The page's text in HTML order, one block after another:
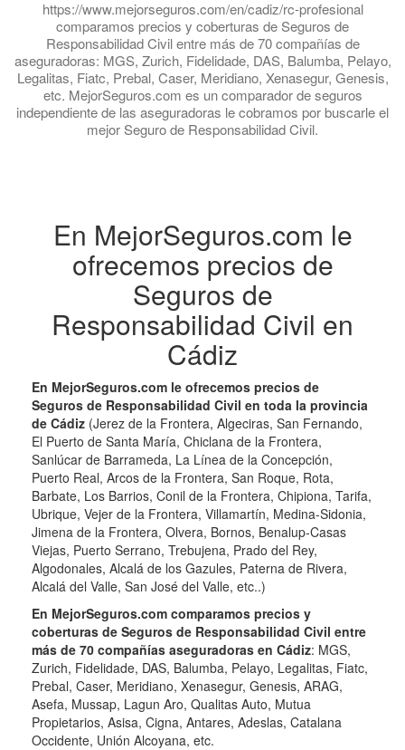
https://www.mejorseguros.com/en/cadiz/rc-profesional
comparamos precios y coberturas de Seguros de
Responsabilidad Civil entre más de 70 compañías de
aseguradoras: MGS, Zurich, Fidelidade, DAS, Balumba, Pelayo,
Legalitas, Fiatc, Prebal, Caser, Meridiano, Xenasegur, Genesis,
etc. MejorSeguros.com es un comparador de seguros
independiente de las aseguradoras le cobramos por buscarle el
mejor Seguro de Responsabilidad Civil.
En MejorSeguros.com le
ofrecemos precios de
Seguros de
Responsabilidad Civil en
Cádiz
En MejorSeguros.com le ofrecemos precios de
Seguros de Responsabilidad Civil en toda la provincia
de Cádiz (Jerez de la Frontera, Algeciras, San Fernando,
El Puerto de Santa María, Chiclana de la Frontera,
Sanlúcar de Barrameda, La Línea de la Concepción,
Puerto Real, Arcos de la Frontera, San Roque, Rota,
Barbate, Los Barrios, Conil de la Frontera, Chipiona, Tarifa,
Ubrique, Vejer de la Frontera, Villamartín, Medina-Sidonia,
Jimena de la Frontera, Olvera, Bornos, Benalup-Casas
Viejas, Puerto Serrano, Trebujena, Prado del Rey,
Algodonales, Alcalá de los Gazules, Paterna de Rivera,
Alcalá del Valle, San José del Valle, etc..)
En MejorSeguros.com comparamos precios y
coberturas de Seguros de Responsabilidad Civil entre
más de 70 compañías aseguradoras en Cádiz: MGS,
Zurich, Fidelidade, DAS, Balumba, Pelayo, Legalitas, Fiatc,
Prebal, Caser, Meridiano, Xenasegur, Genesis, ARAG,
Asefa, Mussap, Lagun Aro, Qualitas Auto, Mutua
Propietarios, Asisa, Cigna, Antares, Adeslas, Catalana
Occidente, Unión Alcoyana, etc.